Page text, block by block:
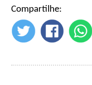
Compartilhe: